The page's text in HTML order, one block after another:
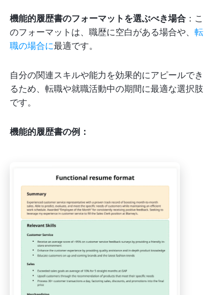
機能的履歴書のフォーマットを選ぶべき場合 ：こ
のフォーマットは、職歴に空白がある場合や、 転
職の場合に最適です。
自分の関連スキルや能力を効果的にアピールでき
るため、転職や就職活動中の期間に最適な選択肢
です。
機能的履歴書の例：